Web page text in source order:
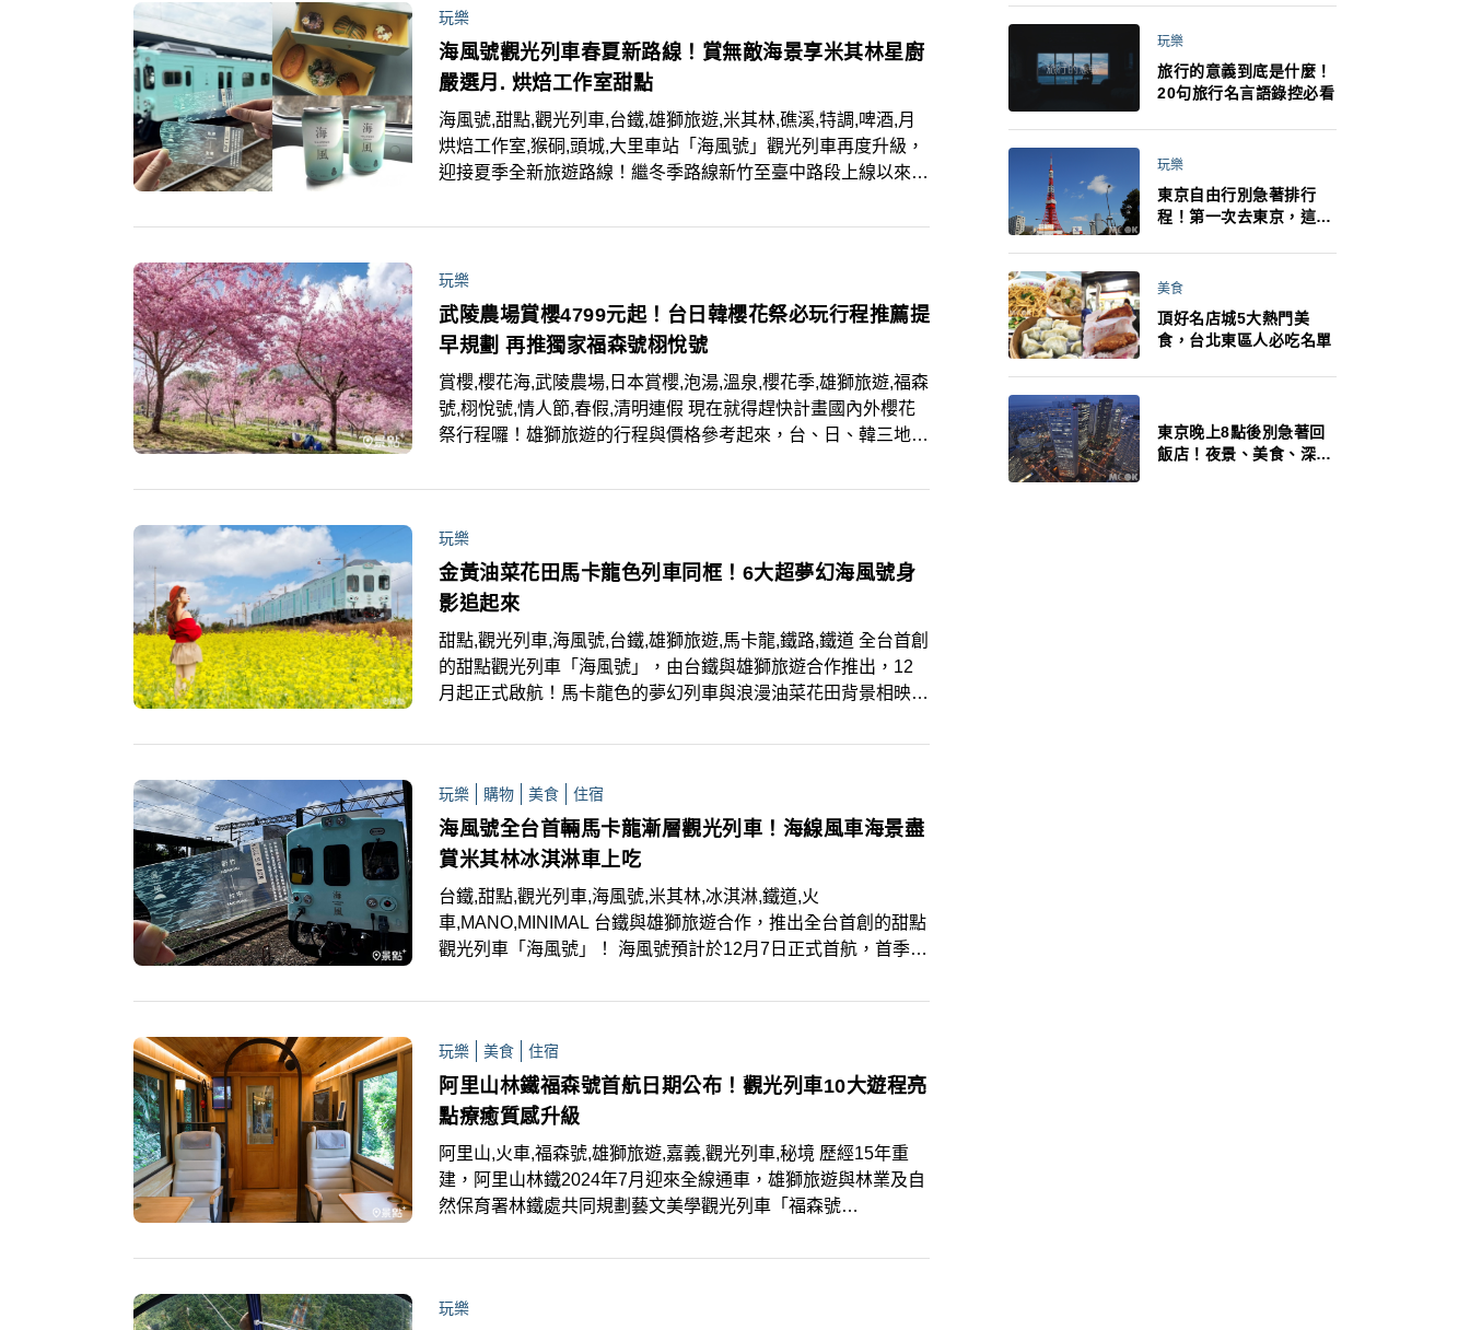
折1萬5」等優惠，消費滿額再抽「不限航點1元機票」！
玩樂
海風號觀光列車春夏新路線！賞無敵海景享米其林星廚
嚴選月. 烘焙工作室甜點
海風號,甜點,觀光列車,台鐵,雄獅旅遊,米其林,礁溪,特調,啤酒,月
烘焙工作室,猴硐,頭城,大里車站「海風號」觀光列車再度升級，
迎接夏季全新旅遊路線！繼冬季路線新竹至臺中路段上線以來廣
返路線，沿途欣賞太平洋與龜山島風光，並停靠猴硐、頭城、大
驗，本季攜手米其林星廚指定烘焙坊打造海風號限定甜點，為旅
客帶來味覺與視覺的雙重享受。「海風號」將於3月11日上午10
時於雄獅旅遊官網正式開賣。
玩樂
武陵農場賞櫻4799元起！台日韓櫻花祭必玩行程推薦提
早規劃 再推獨家福森號栩悅號
賞櫻,櫻花海,武陵農場,日本賞櫻,泡湯,溫泉,櫻花季,雄獅旅遊,福森
號,栩悅號,情人節,春假,清明連假 現在就得趕快計畫國內外櫻花
祭行程囉！雄獅旅遊的行程與價格參考起來，台、日、韓三地賞
高山櫻花美景，西洋情人節檔期武陵農場行程於2月13日至15日
每人4,799元起。國外則推薦日本獨家櫻花樹下野餐企劃、或東
北以及北海道地區的賞櫻名所、韓國的EWORLD夜櫻慶典及鎮
海櫻花季，每人44,900元起，趕快參考安排！
玩樂
金黃油菜花田馬卡龍色列車同框！6大超夢幻海風號身
影追起來
甜點,觀光列車,海風號,台鐵,雄獅旅遊,馬卡龍,鐵路,鐵道 全台首創
的甜點觀光列車「海風號」，由台鐵與雄獅旅遊合作推出，12
月起正式啟航！馬卡龍色的夢幻列車與浪漫油菜花田背景相映成
身影的景點，抓住美麗瞬間追起來！
玩樂 購物 美食 住宿
海風號全台首輛馬卡龍漸層觀光列車！海線風車海景盡
賞米其林冰淇淋車上吃
台鐵,甜點,觀光列車,海風號,米其林,冰淇淋,鐵道,火
車,MANO,MINIMAL 台鐵與雄獅旅遊合作，推出全台首創的甜點
觀光列車「海風號」！ 海風號預計於12月7日正式首航，首季路
特色車站，並提供專屬甜點、紀念車票及禮品。即日起可於雄獅
玩樂 美食 住宿
阿里山林鐵福森號首航日期公布！觀光列車10大遊程亮
點療癒質感升級
阿里山,火車,福森號,雄獅旅遊,嘉義,觀光列車,秘境 歷經15年重
建，阿里山林鐵2024年7月迎來全線通車，雄獅旅遊與林業及自
然保育署林鐵處共同規劃藝文美學觀光列車「福森號
線與主題活動，打造森林餐桌體驗，相關遊程於7/3正式開賣，
玩樂
玩樂
旅行的意義到底是什麼！
20句旅行名言語錄控必看
玩樂
東京自由行別急著排行
程！第一次去東京，這10
美食
頂好名店城5大熱門美
食，台北東區人必吃名單
東京晚上8點後別急著回
飯店！夜景、美食、深夜